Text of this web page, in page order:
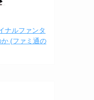
ナルファンタ
(ファミ通の